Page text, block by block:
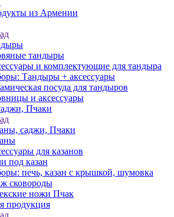
из Армении
тандыры
и комплектующие для тандыра
Тандыры + аксессуары
посуда для тандыров
и аксессуары
Пчаки
саджи, Пчаки
для казанов
под казан
печь, казан с крышкой, шумовка
сковороды
ножи Пчак
продукция